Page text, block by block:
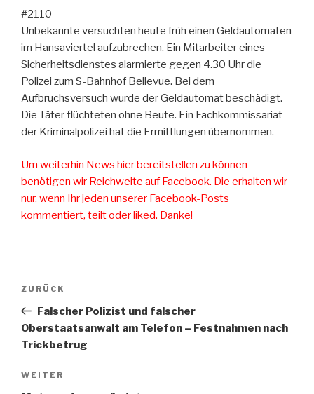
#2110
Unbekannte versuchten heute früh einen Geldautomaten
im Hansaviertel aufzubrechen. Ein Mitarbeiter eines
Sicherheitsdienstes alarmierte gegen 4.30 Uhr die
Polizei zum S-Bahnhof Bellevue. Bei dem
Aufbruchsversuch wurde der Geldautomat beschädigt.
Die Täter flüchteten ohne Beute. Ein Fachkommissariat
der Kriminalpolizei hat die Ermittlungen übernommen.
Um weiterhin News hier bereitstellen zu können
benötigen wir Reichweite auf Facebook. Die erhalten wir
nur, wenn Ihr jeden unserer Facebook-Posts
kommentiert, teilt oder liked. Danke!
Beitragsnavigation
Vorheriger
Beitrag
ZURÜCK
Falscher Polizist und falscher
Oberstaatsanwalt am Telefon – Festnahmen nach
Trickbetrug
Nächster
WEITER